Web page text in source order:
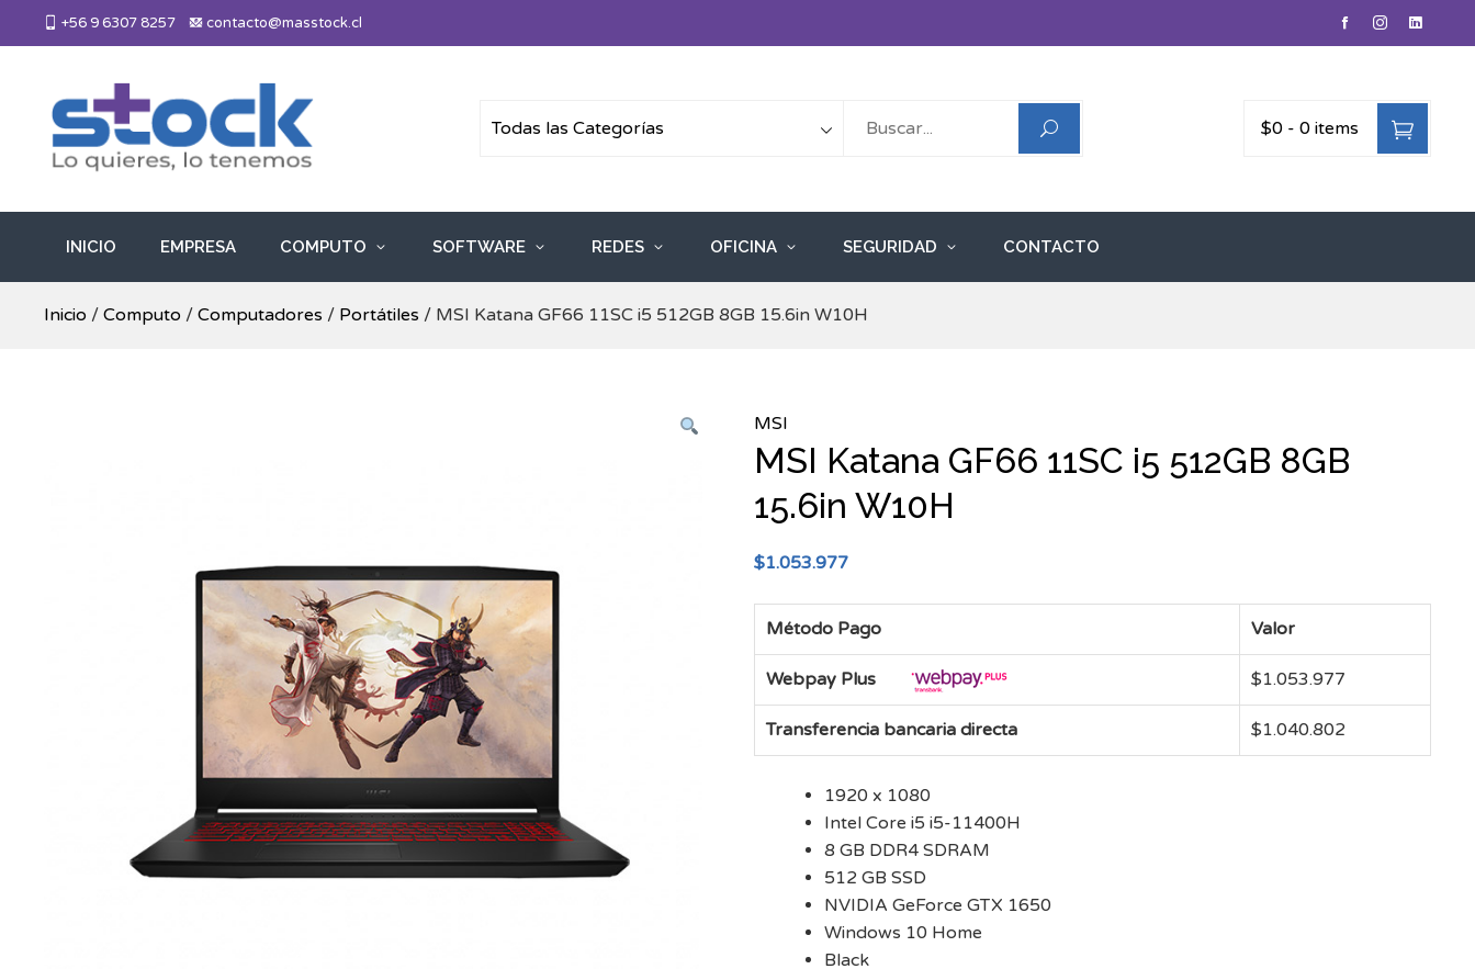
+56 9 6307 8257 contacto@masstock.cl
Más Stock
$0 - 0 items
INICIO EMPRESA COMPUTO SOFTWARE REDES OFICINA SEGURIDAD CONTACTO
Inicio / Computo / Computadores / Portátiles / MSI Katana GF66 11SC i5 512GB 8GB 15.6in W10H
MSI
MSI Katana GF66 11SC i5 512GB 8GB
15.6in W10H
$1.053.977
Método Pago Valor
Webpay Plus $1.053.977
Transferencia bancaria directa $1.040.802
1920 x 1080
Intel Core i5 i5-11400H
8 GB DDR4 SDRAM
512 GB SSD
NVIDIA GeForce GTX 1650
Windows 10 Home
Black